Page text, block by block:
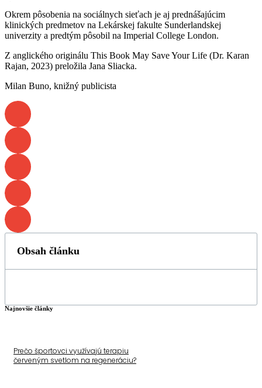
Okrem pôsobenia na sociálnych sieťach je aj prednášajúcim
klinických predmetov na Lekárskej fakulte Sunderlandskej
univerzity a predtým pôsobil na Imperial College London.
Z anglického originálu This Book May Save Your Life (Dr. Karan
Rajan, 2023) preložila Jana Sliacka.
Milan Buno, knižný publicista
Obsah článku
Najnovšie články
Prečo športovci využívajú terapiu
červeným svetlom na regeneráciu?